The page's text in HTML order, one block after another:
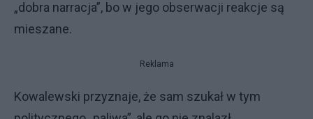
„dobra narracja”, bo w jego obserwacji reakcje są
mieszane.
Reklama
Kowalewski przyznaje, że sam szukał w tym